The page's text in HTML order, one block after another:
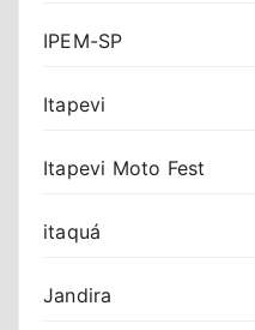
IPEM-SP
Itapevi
Itapevi Moto Fest
itaquá
Jandira